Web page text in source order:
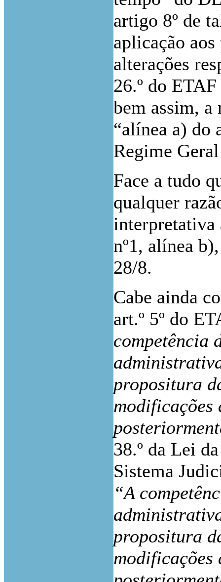
artigo 8º de
aplicação aos
alterações
26.º do
bem assim, a
“alínea a) do
Regime
Face a tudo
qualquer
interpretativa
nº1, alínea
28/8.
Cabe ainda
art.º 5º do
competência
propositura
modificações
38.º da Lei
Sistema
“A
propositura
modificações